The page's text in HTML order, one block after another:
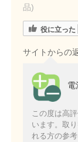
品)
役に立った
サイトからの
電
この度は高
います。取
れる方の参